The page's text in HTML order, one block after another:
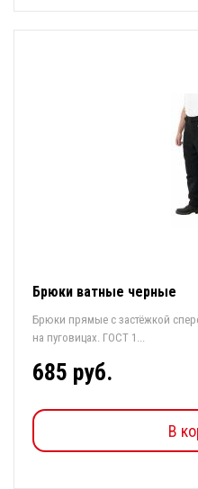
Брюки ватные черные
Брюки прямые с застёжкой
на пуговицах. ГОСТ 1...
685 руб.
В